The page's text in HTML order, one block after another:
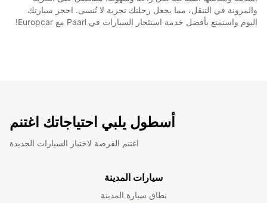
والمرونة في التنقل، مما يجعل رحلتك تجربة لا تُنسى. احجز سيارتك
اليوم واستمتع بأفضل خدمة استئجار السيارات في Paarl مع Europcar!
أسطول يلبي احتياجاتك اغتنم
اغتنم الفرصة لاختبار السيارات الجديدة
سيارات المدينة
نطاق سيارة المدينة